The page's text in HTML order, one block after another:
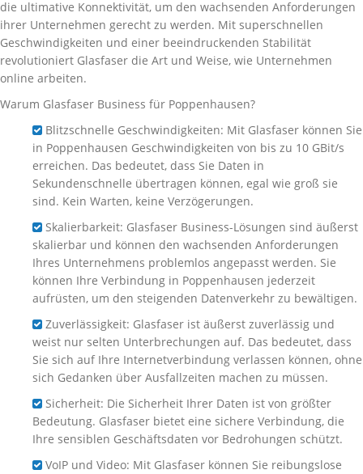
die ultimative Konnektivität, um den wachsenden Anforderungen
ihrer Unternehmen gerecht zu werden. Mit superschnellen
Geschwindigkeiten und einer beeindruckenden Stabilität
revolutioniert Glasfaser die Art und Weise, wie Unternehmen
online arbeiten.
Warum Glasfaser Business für Poppenhausen?
Blitzschnelle Geschwindigkeiten: Mit Glasfaser können Sie
in Poppenhausen Geschwindigkeiten von bis zu 10 GBit/s
erreichen. Das bedeutet, dass Sie Daten in
Sekundenschnelle übertragen können, egal wie groß sie
sind. Kein Warten, keine Verzögerungen.
Skalierbarkeit: Glasfaser Business-Lösungen sind äußerst
skalierbar und können den wachsenden Anforderungen
Ihres Unternehmens problemlos angepasst werden. Sie
können Ihre Verbindung in Poppenhausen jederzeit
aufrüsten, um den steigenden Datenverkehr zu bewältigen.
Zuverlässigkeit: Glasfaser ist äußerst zuverlässig und
weist nur selten Unterbrechungen auf. Das bedeutet, dass
Sie sich auf Ihre Internetverbindung verlassen können, ohne
sich Gedanken über Ausfallzeiten machen zu müssen.
Sicherheit: Die Sicherheit Ihrer Daten ist von größter
Bedeutung. Glasfaser bietet eine sichere Verbindung, die
Ihre sensiblen Geschäftsdaten vor Bedrohungen schützt.
VoIP und Video: Mit Glasfaser können Sie reibungslose